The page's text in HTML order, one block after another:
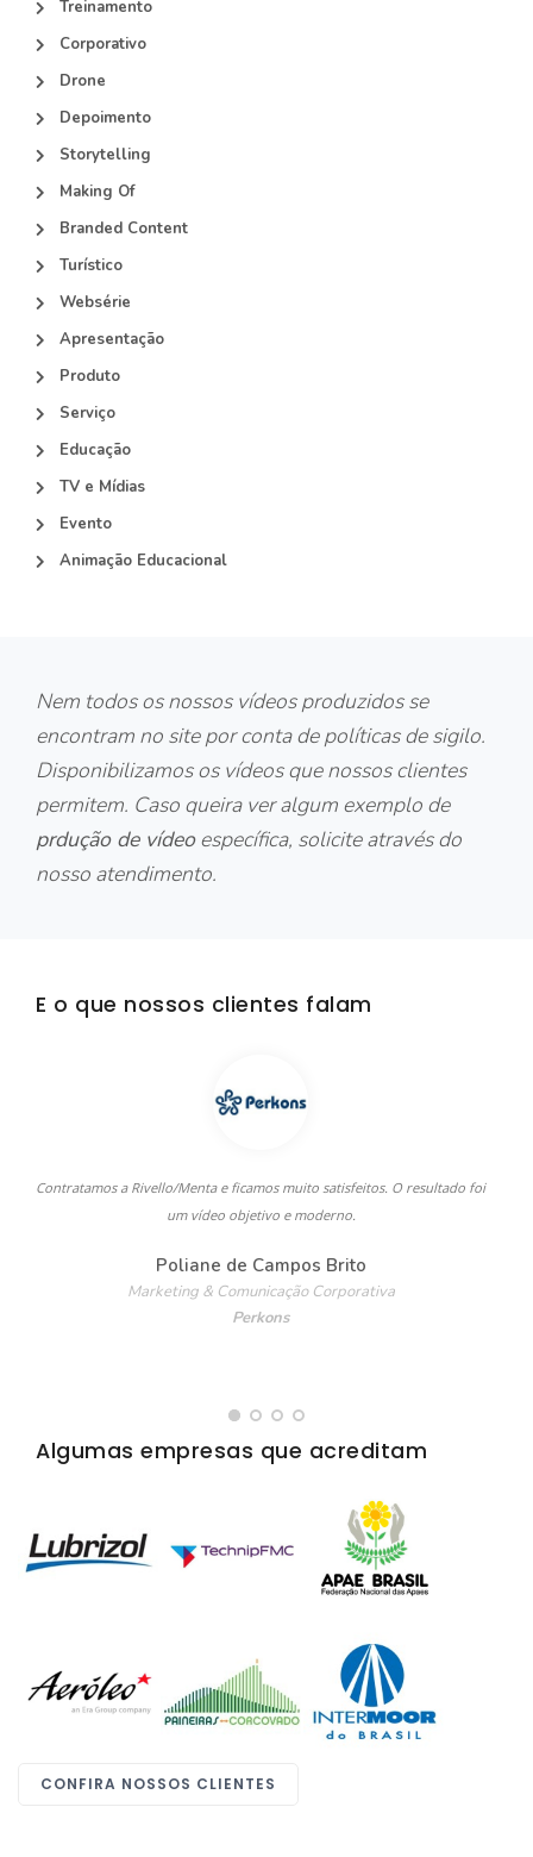
Treinamento
Corporativo
Drone
Depoimento
Storytelling
Making Of
Branded Content
Turístico
Websérie
Apresentação
Produto
Serviço
Educação
TV e Mídias
Evento
Animação Educacional
Nem todos os nossos vídeos produzidos se
encontram no site por conta de políticas de sigilo.
Disponibilizamos os vídeos que nossos clientes
permitem. Caso queira ver algum exemplo de
prdução de vídeoespecífica, solicite através do
nosso atendimento.
E o que nossos clientes falam
Contratamos a Rivello/Menta e ficamos muito satisfeitos. O resultado foi
um vídeo objetivo e moderno.
Poliane de Campos Brito
Marketing & Comunicação Corporativa
Perkons
Algumas empresas que acreditam
CONFIRA NOSSOS CLIENTES